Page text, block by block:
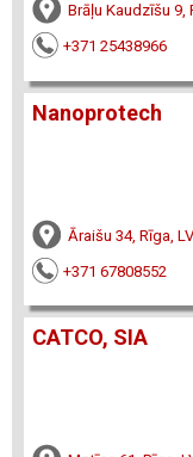
Brāļu Kaudzīšu 9,
+371 25438966
Nanoprotech
Āraišu 34, Rīga,
+371 67808552
CATCO, SIA